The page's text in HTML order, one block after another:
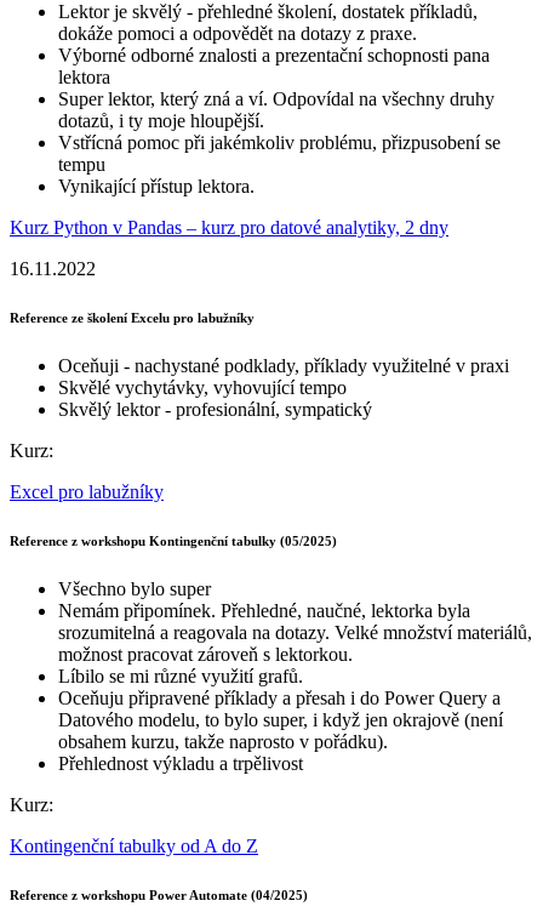
Lektor je skvělý - přehledné školení, dostatek příkladů,
dokáže pomoci a odpovědět na dotazy z praxe.
Výborné odborné znalosti a prezentační schopnosti pana
lektora
Super lektor, který zná a ví. Odpovídal na všechny druhy
dotazů, i ty moje hloupější.
Vstřícná pomoc při jakémkoliv problému, přizpusobení se
tempu
Vynikající přístup lektora.
Kurz Python v Pandas – kurz pro datové analytiky, 2 dny
16.11.2022
Reference ze školení Excelu pro labužníky
Oceňuji - nachystané podklady, příklady využitelné v praxi
Skvělé vychytávky, vyhovující tempo
Skvělý lektor - profesionální, sympatický
Kurz:
Excel pro labužníky
Reference z workshopu Kontingenční tabulky (05/2025)
Všechno bylo super
Nemám připomínek. Přehledné, naučné, lektorka byla
srozumitelná a reagovala na dotazy. Velké množství materiálů,
možnost pracovat zároveň s lektorkou.
Líbilo se mi různé využití grafů.
Oceňuju připravené příklady a přesah i do Power Query a
Datového modelu, to bylo super, i když jen okrajově (není
obsahem kurzu, takže naprosto v pořádku).
Přehlednost výkladu a trpělivost
Kurz:
Kontingenční tabulky od A do Z
Reference z workshopu Power Automate (04/2025)